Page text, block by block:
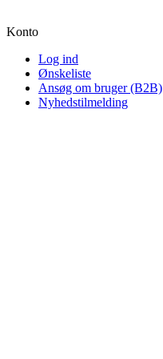
Konto
Log ind
Ønskeliste
Ansøg om bruger (B2B)
Nyhedstilmelding